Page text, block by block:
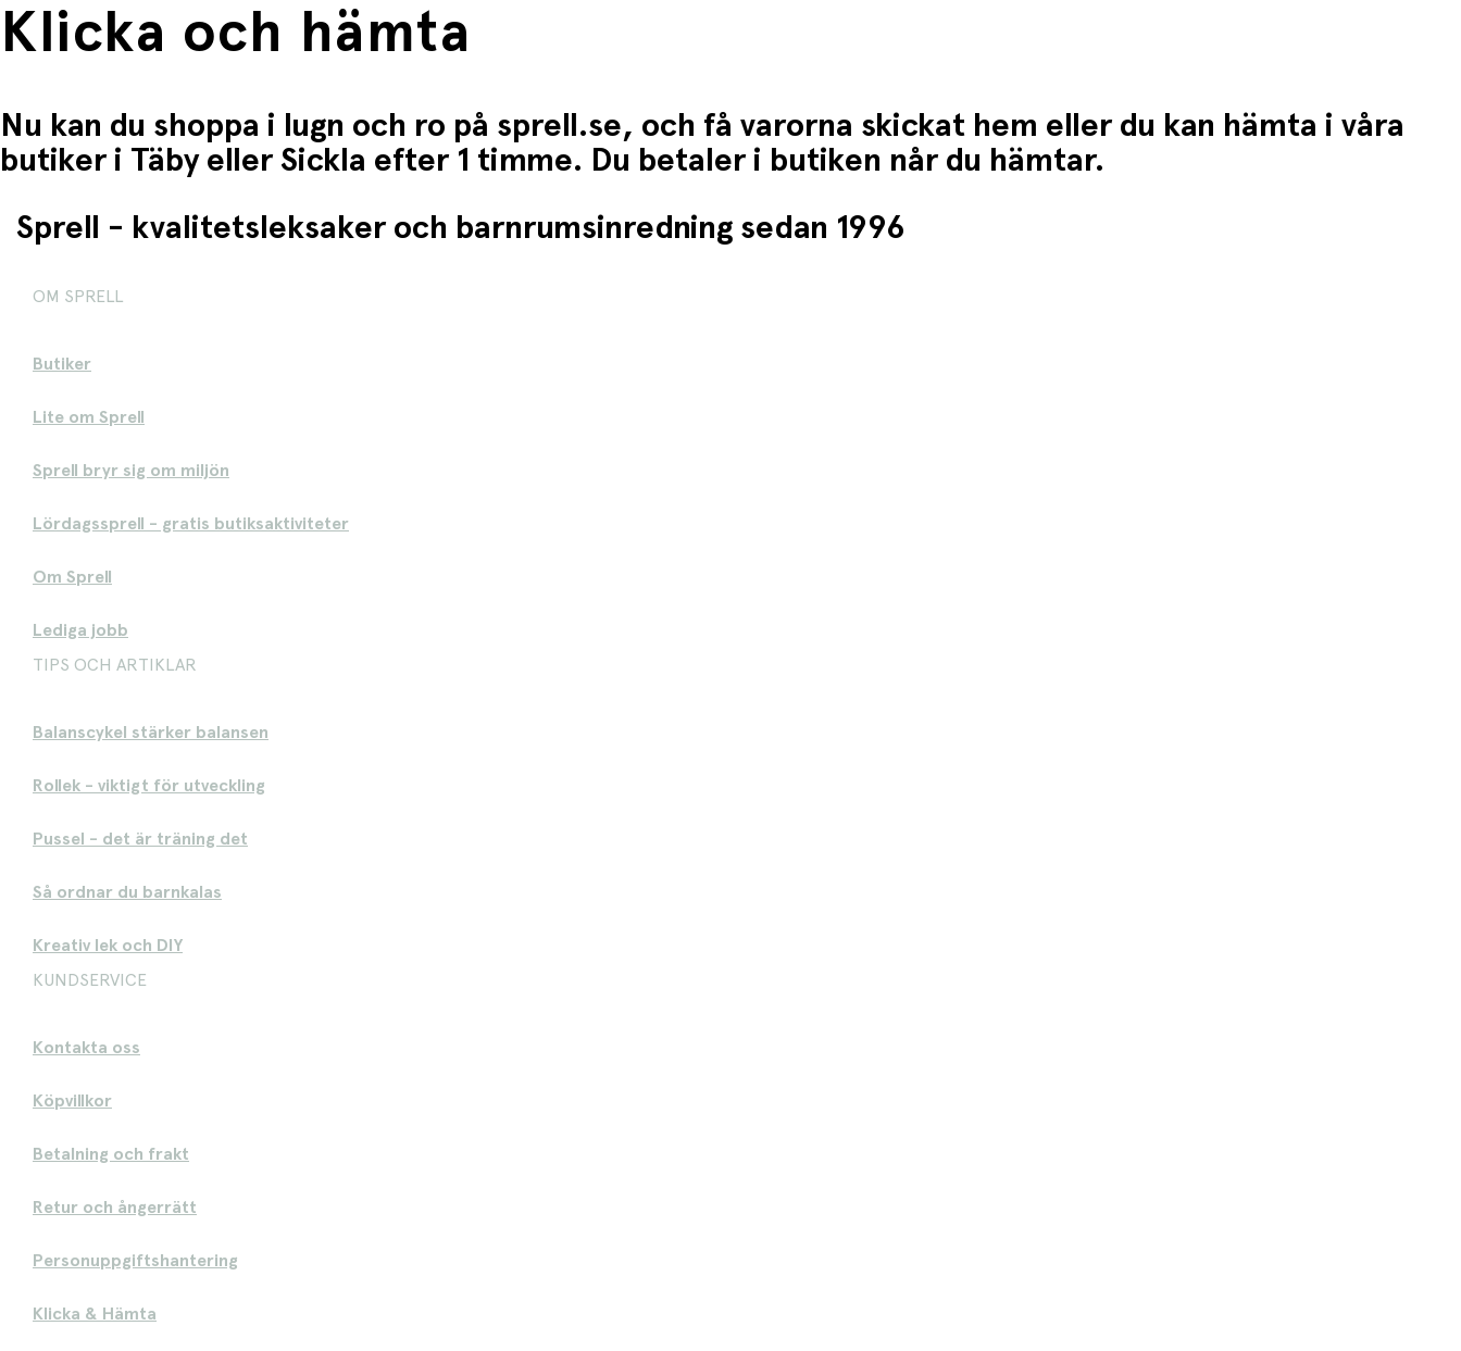
Klicka och hämta
Nu kan du shoppa i lugn och ro på sprell.se, och få varorna skickat hem eller du kan hämta i våra
butiker i Täby eller Sickla efter 1 timme. Du betaler i butiken når du hämtar.
Sprell - kvalitetsleksaker och barnrumsinredning sedan 1996
OM SPRELL
Butiker
Lite om Sprell
Sprell bryr sig om miljön
Lördagssprell - gratis butiksaktiviteter
Om Sprell
Lediga jobb
TIPS OCH ARTIKLAR
Balanscykel stärker balansen
Rollek - viktigt för utveckling
Pussel - det är träning det
Så ordnar du barnkalas
Kreativ lek och DIY
KUNDSERVICE
Kontakta oss
Köpvillkor
Betalning och frakt
Retur och ångerrätt
Personuppgiftshantering
Klicka & Hämta